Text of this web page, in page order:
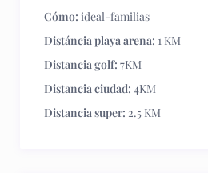
Cómo: ideal-familias
Distáncia playa arena: 1 KM
Distancia golf: 7KM
Distancia ciudad: 4KM
Distancia super: 2.5 KM